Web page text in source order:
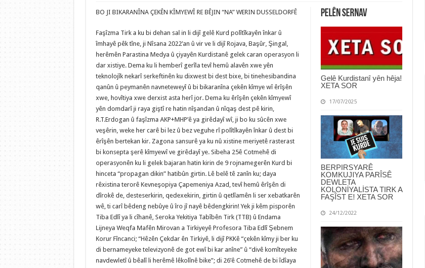
Pelên Sernav
Gelê Kurdistanî yên hêja!
XETA SOR
17/07/2025
BERPIRSYARÊ
KOMKUJIYA PARÎSÊ
DEWLETA
KOLONİYALİSTA TIRK A
FAŞÎST E! XETA SOR
24/12/2022
BO JI BIKARANÎNA ÇEKÊN KÎMYEWÎ RE BÊJIN “NA” WERIN DUSSELDORFÊ
Faşîzma Tirk a ku bi dehan sal in li dijî gelê Kurd polîtîkayên înkar û
îmhayê pêk tîne, ji Nîsana 2022’an û vir ve li dijî Rojava, Başûr, Şingal,
herêmên Parastina Medya û çiyayên Kurdistanê gelek caran operasyon li
dar xistiye. Dema ku li hemberî gerîla tevî hemû alavên xwe yên
teknolojîk nekarî serkeftinên ku dixwest bi dest bixe, bi tinehesibandina
qanûn û peymanên navneteweyî û bi bikaranîna çekên kîmye wî êrîşên
xwe, hovîtiya xwe derxist asta herî jor. Dema ku êrîşên çekên kîmyewî
yên domdarî ji raya giştî re hatin nîşandan û nîqaş dest pê kirin,
R.T.Erdogan û faşîzma AKP+MHP’ê ya girêdayî wî, ji bo ku sûcên xwe
veşêrin, weke her carê bi lez û bez veguhe rî polîtîkayên înkar û dest bi
êrîşên bertekan kir. Zagona sansurê ya ku nû xistine meriyetê rasterast
bi konsepta şerê kîmyewî ve girêdayî ye. Sibeha 25ê Cotmehê di
operasyonên ku li gelek bajaran hatin kirin de 9 rojnamegerên Kurd bi
hinceta “propagan dikin” hatibûn girtin. Lê belê tê zanîn ku; daya
rêxistina terorê Kevneşopiya Çapemeniya Azad, tevî hemû êrîşên di
dîrokê de, desteserkirin, qedexekirin, girtin û qetlîamên li ser xebatkarên
wê, ti carî bêdeng nebûye û îro jî nayê bêdengkirin! Yek ji kêm pisporên
Tiba Edlî ya li cîhanê, Seroka Yekitiya Tabîbên Tirk (TTB) û Endama
Lijneya Weqfa Mafên Mirovan a Tirkiyeyê Profesora Tiba Edlî Şebnem
Korur Fîncanci; “Hêzên Çekdar ên Tirkiyê, li dijî PKKê “çekên kîmy ji ber ku
di bernameyeke televizyonê de got ewî bi kar anîne” û “divê komîteyeke
navdewletî û bêalî li herêmê lêkolînê bike”; di 26’ê Cotmehê de bi îdîaya